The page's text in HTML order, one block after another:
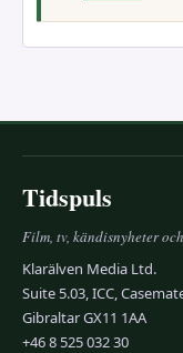
Tidspuls
Film, tv, kändisnyheter
Klarälven Media Ltd.
Suite 5.03, ICC,
Gibraltar GX11 1AA
+46 8 525 032 30